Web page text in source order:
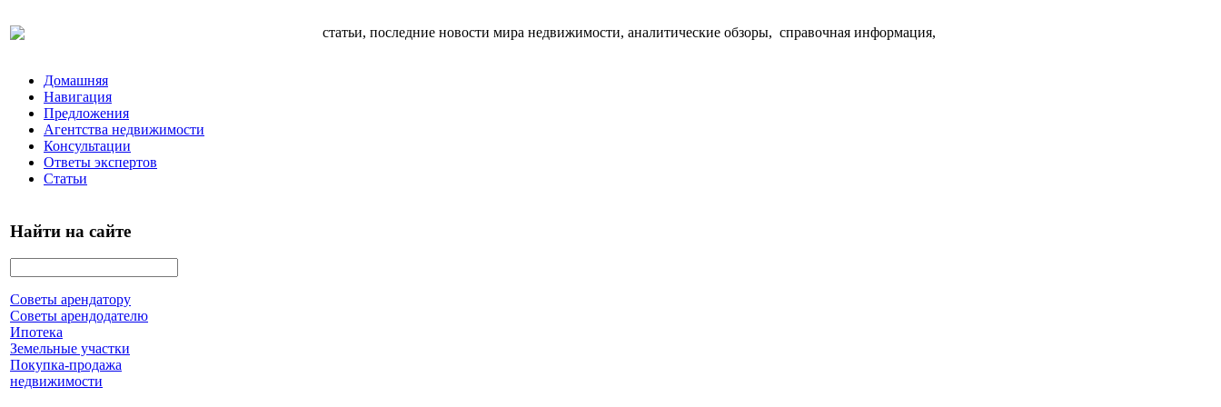
статьи, последние новости мира недвижимости, аналитические обзоры, справочная информация,
Домашняя
Навигация
Предложения
Агентства недвижимости
Консультации
Ответы экспертов
Статьи
Найти на сайте
Советы арендатору
Советы арендодателю
Ипотека
Земельные участки
Покупка-продажа
недвижимости